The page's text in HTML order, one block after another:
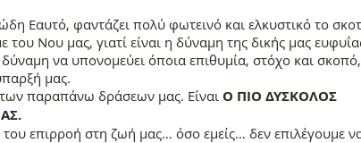
Εαυτό, φαντάζει πολύ φωτεινό και ελκυστικό το
Νου μας, γιατί είναι η δύναμη της δικής μας
να υπονομεύει όποια επιθυμία, στόχο και σκοπό,
μας.
παραπάνω δράσεων μας. Είναι O ΠΙΟ ΔΥΣΚΟΛΟΣ
του επιρροή στη ζωή μας… όσο εμείς… δεν επιλέγουμε